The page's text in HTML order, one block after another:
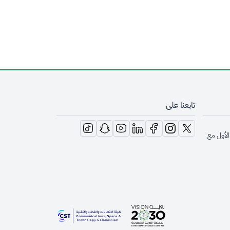
مع
تابعنا على
opens in new window
opens in new window
opens in new window
opens in new window
opens in new window
opens in new window
opens in new window
opens in new window